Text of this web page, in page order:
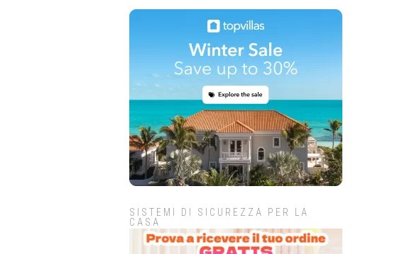
SISTEMI DI SICUREZZA PER LA
CASA